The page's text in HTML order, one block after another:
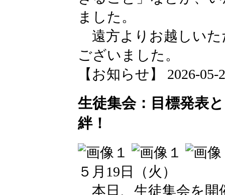
ました。
遠方よりお越しいた
ございました。
【お知らせ】 2026-05-
生徒集会：目標発表
絆！
５月19日（火）
本日、生徒集会を開